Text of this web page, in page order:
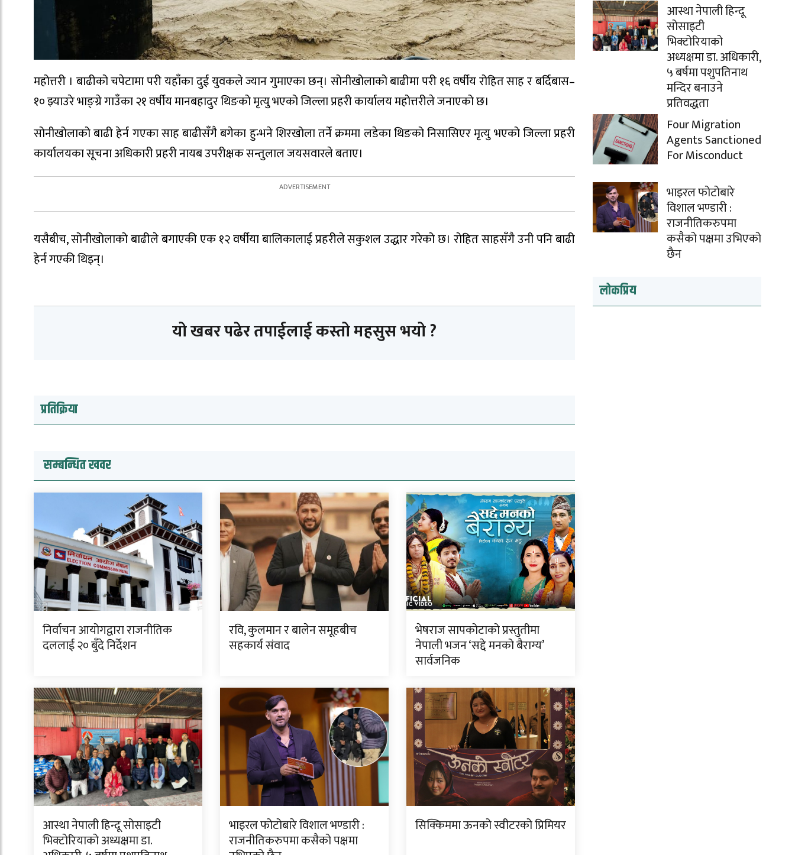
महोत्तरी । बाढीको चपेटामा परी यहाँका दुई युवकले ज्यान गुमाएका छन्। सोनीखोलाको बाढीमा परी १६ वर्षीय रोहित साह र बर्दिबास–
१० झ्याउरे भाङ्ग्रे गाउँका २१ वर्षीय मानबहादुर थिङको मृत्यु भएको जिल्ला प्रहरी कार्यालय महोत्तरीले जनाएको छ।
सोनीखोलाको बाढी हेर्न गएका साह बाढीसँगै बगेका हुन्भने शिरखोला तर्ने क्रममा लडेका थिङको निसासिएर मृत्यु भएको जिल्ला प्रहरी
कार्यालयका सूचना अधिकारी प्रहरी नायब उपरीक्षक सन्तुलाल जयसवारले बताए।
यसैबीच, सोनीखोलाको बाढीले बगाएकी एक १२ वर्षीया बालिकालाई प्रहरीले सकुशल उद्धार गरेको छ। रोहित साहसँगै उनी पनि बाढी
हेर्न गएकी थिइन्।
यो खबर पढेर तपाईलाई कस्तो महसुस भयो ?
प्रतिक्रिया
सम्बन्धित खवर
निर्वाचन आयोगद्वारा राजनीतिक
दललाई २० बुँदे निर्देशन
रवि, कुलमान र बालेन समूहबीच
सहकार्य संवाद
भेषराज सापकोटाको प्रस्तुतीमा
नेपाली भजन ‘सद्दे मनको बैराग्य’
सार्वजनिक
आस्था नेपाली हिन्दू सोसाइटी
भिक्टोरियाको अध्यक्षमा डा.
भाइरल फोटोबारे विशाल भण्डारी :
राजनीतिकरुपमा कसैको पक्षमा
सिक्किममा ऊनको स्वीटरको प्रिमियर
आस्था नेपाली हिन्दू
सोसाइटी
भिक्टोरियाको
अध्यक्षमा डा. अधिकारी,
५ बर्षमा पशुपतिनाथ
मन्दिर बनाउने
प्रतिवद्धता
Four Migration
Agents Sanctioned
For Misconduct
भाइरल फोटोबारे
विशाल भण्डारी :
राजनीतिकरुपमा
कसैको पक्षमा उभिएको
छैन
लोकप्रिय